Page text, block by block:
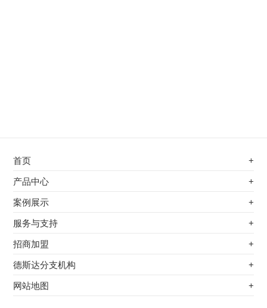
首页 +
不锈钢专用电磁加热器
电磁蒸汽发生器
变频电磁热风炉
电磁加热棒配件
扩散泵电磁加热器
产品中心 +
不锈钢专用电磁加热器
电磁蒸汽发生器
变频电磁热风炉
电磁加热棒配件
案例展示 +
最新案例
其他应用
服务与支持 +
服务覆盖网络
服务流程
招商加盟 +
前景分析
加盟条件
德斯达分支机构 +
江信电子机构
网站地图 +